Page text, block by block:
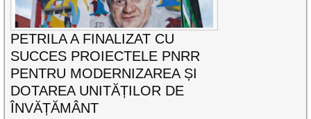
PETRILA A FINALIZAT CU
SUCCES PROIECTELE PNRR
PENTRU MODERNIZAREA ȘI
DOTAREA UNITĂȚILOR DE
ÎNVĂȚĂMÂNT